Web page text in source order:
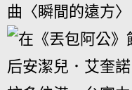
曲〈瞬間的遠方